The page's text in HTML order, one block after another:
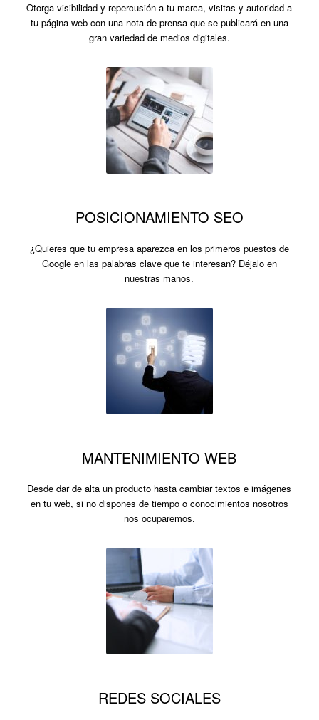
Otorga visibilidad y repercusión a tu marca, visitas y autoridad a
tu página web con una nota de prensa que se publicará en una
gran variedad de medios digitales.
POSICIONAMIENTO SEO
¿Quieres que tu empresa aparezca en los primeros puestos de
Google en las palabras clave que te interesan? Déjalo en
nuestras manos.
MANTENIMIENTO WEB
Desde dar de alta un producto hasta cambiar textos e imágenes
en tu web, si no dispones de tiempo o conocimientos nosotros
nos ocuparemos.
REDES SOCIALES